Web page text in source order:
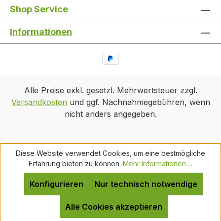
Shop Service
Informationen
Alle Preise exkl. gesetzl. Mehrwertsteuer zzgl.
Versandkostenund ggf. Nachnahmegebühren, wenn
nicht anders angegeben.
Diese Website verwendet Cookies, um eine bestmögliche
Erfahrung bieten zu können. Mehr Informationen ...
Nur technisch notwendige
Konfigurieren
Alle Cookies akzeptieren